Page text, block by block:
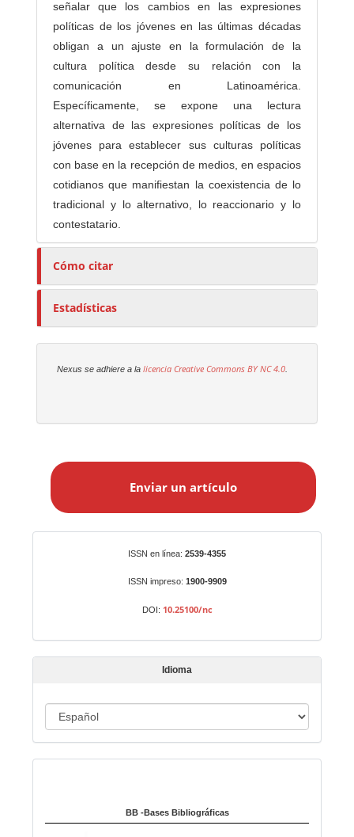
señalar que los cambios en las expresiones
políticas de los jóvenes en las últimas décadas
obligan a un ajuste en la formulación de la
cultura política desde su relación con la
comunicación en Latinoamérica.
Específicamente, se expone una lectura
alternativa de las expresiones políticas de los
jóvenes para establecer sus culturas políticas
con base en la recepción de medios, en espacios
cotidianos que manifiestan la coexistencia de lo
tradicional y lo alternativo, lo reaccionario y lo
contestatario.
Cómo citar
Estadísticas
Nexus se adhiere a lalicencia Creative CommonsBY NC 4.0
a
t
í
o
Enviar un artículo
ISSN en línea: 2539-4355
ISSN impreso: 1900-9909
DOI: 10.25100/nc
Idioma
d
a
BB -Bases Bibliográficas